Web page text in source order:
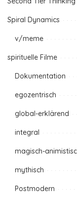
Spiral Dynamics
v/meme
spirituelle Filme
Dokumentation
egozentrisch
global-erklärend
integral
magisch-
mythisch
Postmodern